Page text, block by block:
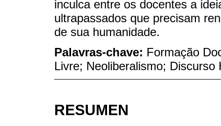
inculca entre os docentes a
ultrapassados que precisam
de sua humanidade.
Palavras-chave: Formação
Livre; Neoliberalismo; Discurso
RESUMEN